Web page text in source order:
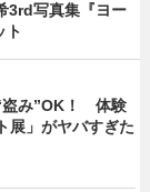
3rd写真集『ヨー
ト
盗み”OK！ 体験
展」がヤバすぎた